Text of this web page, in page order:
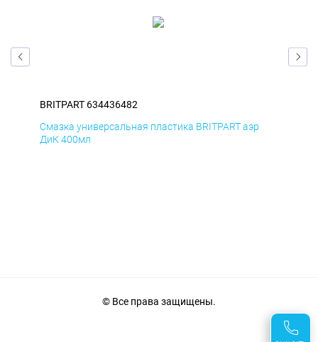
BRITPART 634436482
Смазка универсальная пластика BRITPART аэр
ДиК 400мл
© Все права защищены.